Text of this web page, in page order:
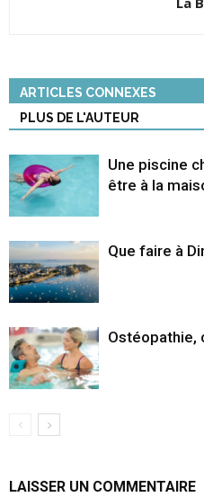
ARTICLES CONNEXES
PLUS DE L'AUTEUR
Une piscine
être à la
Que faire à
Ostéopathie,
LAISSER UN COMMENTAIRE